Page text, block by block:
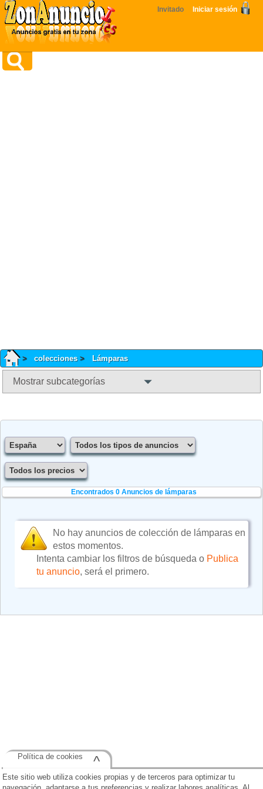
Invitado Iniciar sesión
colecciones Lámparas
Mostrar subcategorías
Encontrados 0Anuncios de lámparas
No hay anuncios de colección de lámparas en
estos momentos.
Intenta cambiar los filtros de búsqueda o Publica
tu anuncio, será el primero.
Este sitio web utiliza cookies propias y de terceros para optimizar tu
Política de cookies ^